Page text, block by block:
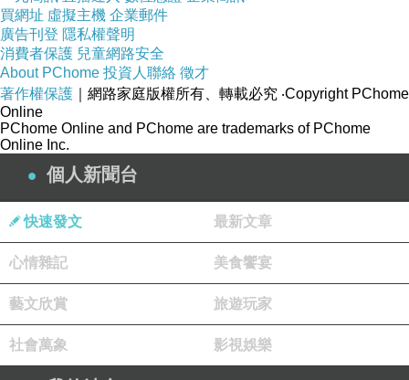
買網址 虛擬主機 企業郵件
廣告刊登 隱私權聲明
消費者保護 兒童網路安全
About PChome 投資人聯絡 徵才
著作權保護 ｜網路家庭版權所有、轉載必究 ‧Copyright PChome
Online
PChome Online and PChome are trademarks of PChome
Online Inc.
個人新聞台
快速發文 最新文章
心情雜記 美食饗宴
藝文欣賞 旅遊玩家
社會萬象 影視娛樂